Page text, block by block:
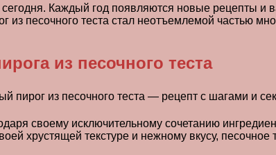
Каждый год появляются новые рецепты и
песочного теста стал неотъемлемой частью
из песочного теста
своему исключительному сочетанию
хрустящей текстуре и нежному вкусу,